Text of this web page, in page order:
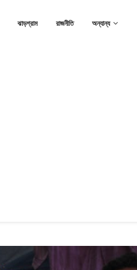
ঝাড়গ্রাম রাজনীতি অন্যান্য